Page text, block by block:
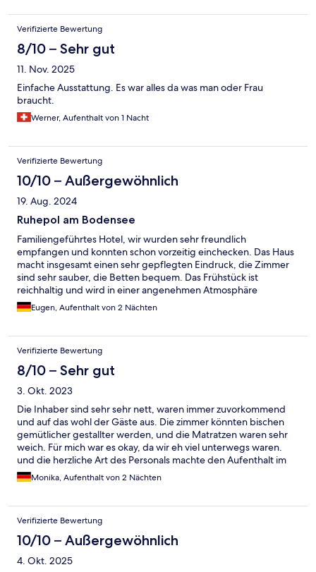
Verifizierte Bewertung
8/10 – Sehr gut
11. Nov. 2025
Einfache Ausstattung. Es war alles da was man oder Frau
braucht.
Werner, Aufenthalt von 1 Nacht
Verifizierte Bewertung
10/10 – Außergewöhnlich
19. Aug. 2024
Ruhepol am Bodensee
Familiengeführtes Hotel, wir wurden sehr freundlich
empfangen und konnten schon vorzeitig einchecken. Das Haus
macht insgesamt einen sehr gepflegten Eindruck, die Zimmer
sind sehr sauber, die Betten bequem. Das Frühstück ist
reichhaltig und wird in einer angenehmen Atmosphäre
eingenommen. Die Hotelier-Familie ist außerordentlich
sympatisch, der Aufenthalt im Hotel war sehr angenehm und
an den Bodensee kommen
Eugen, Aufenthalt von 2 Nächten
Verifizierte Bewertung
8/10 – Sehr gut
3. Okt. 2023
Die Inhaber sind sehr sehr nett, waren immer zuvorkommend
und auf das wohl der Gäste aus. Die zimmer könnten bischen
gemütlicher gestallter werden, und die Matratzen waren sehr
weich. Für mich war es okay, da wir eh viel unterwegs waren.
und die herzliche Art des Personals machte den Aufenthalt im
Hotel Hecht sehr angenehm.
Monika, Aufenthalt von 2 Nächten
Verifizierte Bewertung
10/10 – Außergewöhnlich
4. Okt. 2025